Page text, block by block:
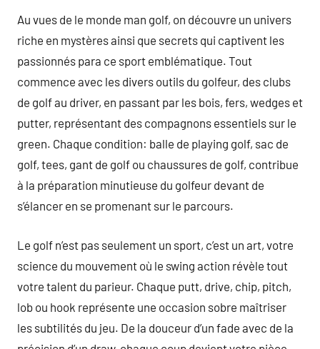
Au vues de le monde man golf, on découvre un univers
riche en mystères ainsi que secrets qui captivent les
passionnés para ce sport emblématique. Tout
commence avec les divers outils du golfeur, des clubs
de golf au driver, en passant par les bois, fers, wedges et
putter, représentant des compagnons essentiels sur le
green. Chaque condition: balle de playing golf, sac de
golf, tees, gant de golf ou chaussures de golf, contribue
à la préparation minutieuse du golfeur devant de
s’élancer en se promenant sur le parcours.
Le golf n’est pas seulement un sport, c’est un art, votre
science du mouvement où le swing action révèle tout
votre talent du parieur. Chaque putt, drive, chip, pitch,
lob ou hook représente une occasion sobre maîtriser
les subtilités du jeu. De la douceur d’un fade avec de la